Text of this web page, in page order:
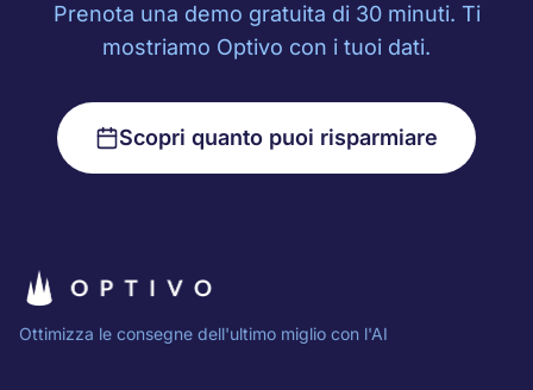
Prenota una demo gratuita di 30 minuti. Ti
mostriamo Optivo con i tuoi dati.
Scopri quanto puoi risparmiare
Ottimizza le consegne dell'ultimo miglio con l'AI